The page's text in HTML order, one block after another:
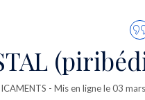
- Mis en ligne le 03